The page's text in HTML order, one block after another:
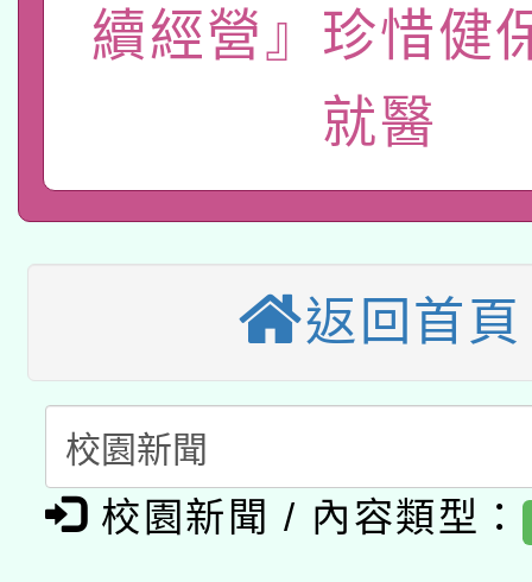
業技術研究院辦理「
用水績優單位及節水達
115年8月22日(星期六
桃園市孔廟祈福系列
開 智慧啟航」
2026年桃園地景藝術
本校115學年度第2次
招)
適應運動共學行動站研
本館辦理115年度閱讀
暨閱讀推動專業研習
科技賦能─人工智慧
礎課程
A3數位素養講師名單
「數位內容與教學軟體
pilot」
有關大陸委員會函釋公
轉知經濟部水利署委託
續經營』珍惜健
就醫
返回首頁
校園新聞 / 內容類型：